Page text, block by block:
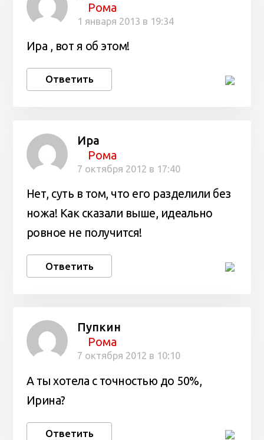
Рома
1 января 2013 в 19:34
Ира , вот я об этом!
Ответить
Ира
Рома
7 октября 2012 в 17:40
Нет, суть в том, что его разделили без
ножа! Как сказали выше, идеально
ровное не получится!
Ответить
Пупкин
Рома
7 октября 2012 в 10:10
А ты хотела с точностью до 50%,
Ирина?
Ответить